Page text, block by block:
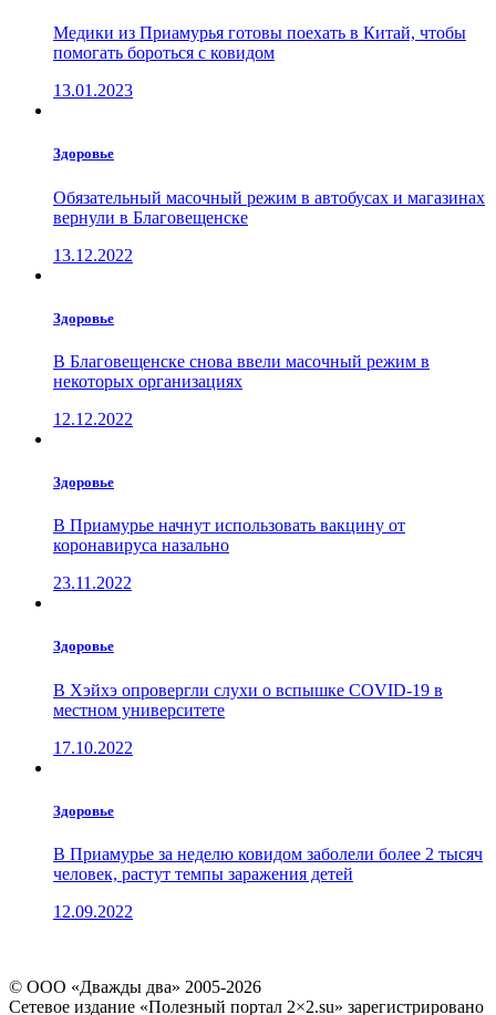
Медики из Приамурья готовы поехать в Китай, чтобы
помогать бороться с ковидом
13.01.2023
Здоровье
Обязательный масочный режим в автобусах и магазинах
вернули в Благовещенске
13.12.2022
Здоровье
В Благовещенске снова ввели масочный режим в
некоторых организациях
12.12.2022
Здоровье
В Приамурье начнут использовать вакцину от
коронавируса назально
23.11.2022
Здоровье
В Хэйхэ опровергли слухи о вспышке COVID-19 в
местном университете
17.10.2022
Здоровье
В Приамурье за неделю ковидом заболели более 2 тысяч
человек, растут темпы заражения детей
12.09.2022
© ООО «Дважды два» 2005-2026
Сетевое издание «Полезный портал 2×2.su» зарегистрировано